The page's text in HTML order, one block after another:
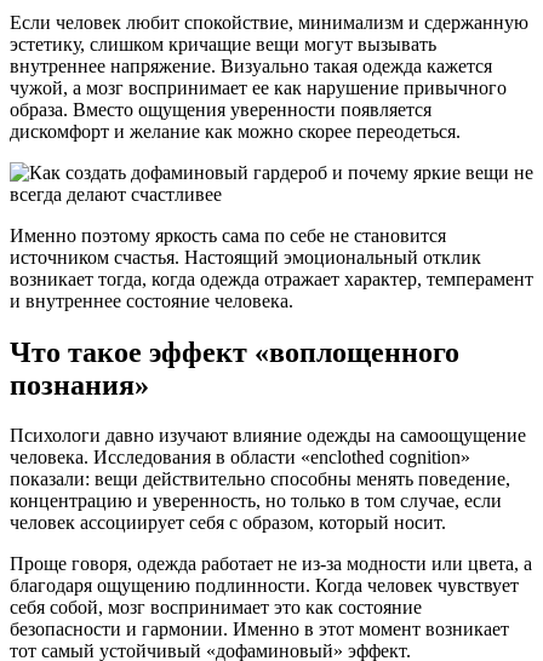
Если человек любит спокойствие, минимализм и сдержанную
эстетику, слишком кричащие вещи могут вызывать
внутреннее напряжение. Визуально такая одежда кажется
чужой, а мозг воспринимает ее как нарушение привычного
образа. Вместо ощущения уверенности появляется
дискомфорт и желание как можно скорее переодеться.
Именно поэтому яркость сама по себе не становится
источником счастья. Настоящий эмоциональный отклик
возникает тогда, когда одежда отражает характер, темперамент
и внутреннее состояние человека.
Что такое эффект «воплощенного
познания»
Психологи давно изучают влияние одежды на самоощущение
человека. Исследования в области «enclothed cognition»
показали: вещи действительно способны менять поведение,
концентрацию и уверенность, но только в том случае, если
человек ассоциирует себя с образом, который носит.
Проще говоря, одежда работает не из-за модности или цвета, а
благодаря ощущению подлинности. Когда человек чувствует
себя собой, мозг воспринимает это как состояние
безопасности и гармонии. Именно в этот момент возникает
тот самый устойчивый «дофаминовый» эффект.